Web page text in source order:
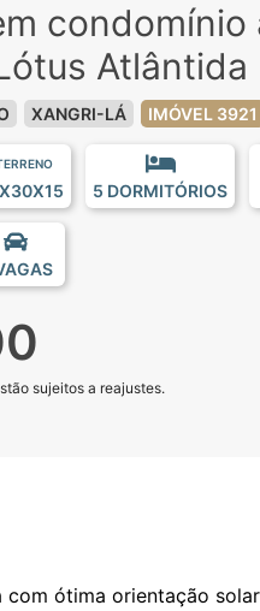
condomínio
Atlântida
XANGRI-LÁ IMÓVEL 3921
5 DORMITÓRIOS
sujeitos a reajustes.
ótima orientação